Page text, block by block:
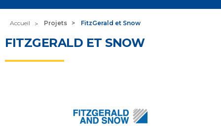
Accueil Projets FitzGerald et Snow
FITZGERALD ET SNOW